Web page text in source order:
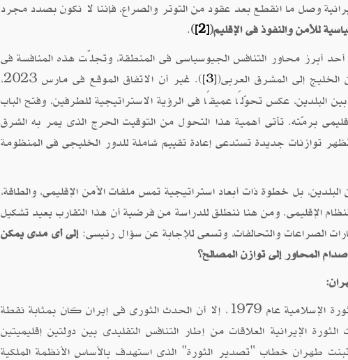
وصل ما انقطع بعد عقود من التوتر والصراع، فإننا لا نكون بصدد مجرد
للأمن والنفوذ فى الإقليم([2]
)
.
أبرز محاور التنافس الجيوسياسى فى المنطقة، وتجلّت هذه المنافسة فى
إلى المشرق العربى([3]
). غير أن الاتفاق الموقع فى مارس 2023،
البلدين، عكس تحوّلًا عميقًا فى الرؤية الاستراتيجية للطرفين، وفتح الباب
برمّته. تأتى أهمية هذا التحول من التوقيت الحرج الذى يمر به الشرق
توازنات جديدة تستدعى إعادة تقييم شاملة للدور الخليجى فى المنظومة
بل خطوة ذات أبعاد استراتيجية تمس ملفات الأمن الإقليمى، والطاقة،
الإقليمى. ومن هنا ننطلق للدراسة من فرضية أن هذا التقارب يعيد تشكيل
الصراعات والتحالفات، وتسعى للإجابة عن سؤال رئيسى:إلى أى مدى يمكن
المحاور إلى توازن المصالح؟
:
تعود جذور التوتر السعودى-الإيرانى إلى ما قبل الثورة الإسلامية عام 1979، إلا أن الحدث الثورى فى إيران كان بمثابة نقطة
الإيرانية العلاقات من إطار التنافس التقليدى بين دولتين إقليميتين
طهران خطاب "تصدير الثورة" الذى استهدف بالأساس الأنظمة الملكية